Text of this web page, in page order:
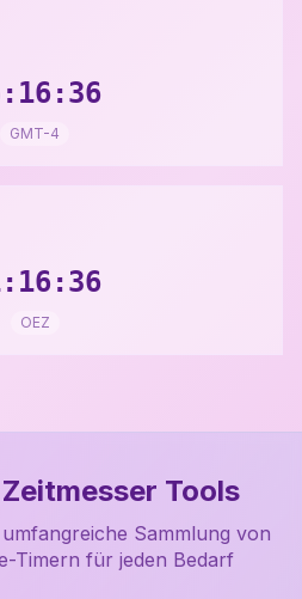
GMT-4
OEZ
Tools
Sammlung von
Timern für jeden Bedarf